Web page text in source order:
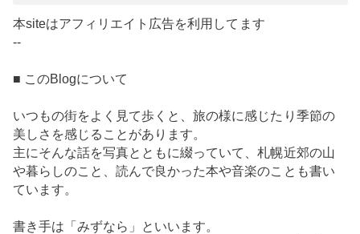
本siteはアフィリエイト広告を利用してます
--
■ このBlogについて
いつもの街をよく見て歩くと、旅の様に感じたり季節の
美しさを感じることがあります。
主にそんな話を写真とともに綴っていて、札幌近郊の山
や暮らしのこと、読んで良かった本や音楽のことも書い
ています。
書き手は「みずなら」といいます。